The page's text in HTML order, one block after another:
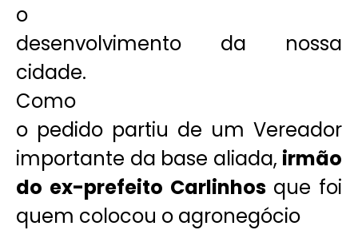
o
desenvolvimento da nossa
cidade.
Como
o pedido partiu de um Vereador
importante da base aliada, irmão
do ex-prefeito Carlinhosque foi
quem colocou o agronegócio